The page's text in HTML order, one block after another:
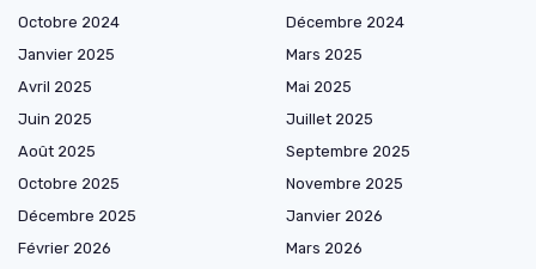
Octobre 2024
Décembre 2024
Janvier 2025
Mars 2025
Avril 2025
Mai 2025
Juin 2025
Juillet 2025
Août 2025
Septembre 2025
Octobre 2025
Novembre 2025
Décembre 2025
Janvier 2026
Février 2026
Mars 2026